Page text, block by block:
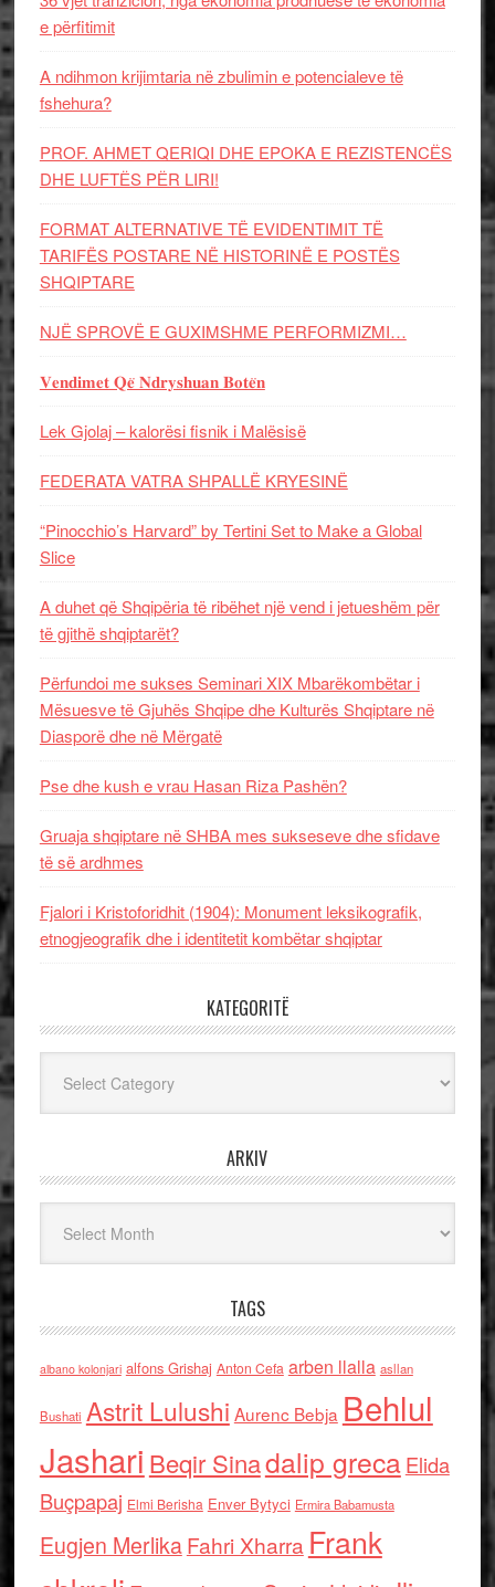
e përfitimit
A ndihmon krijimtaria në zbulimin e potencialeve të
fshehura?
PROF. AHMET QERIQI DHE EPOKA E REZISTENCЁS
DHE LUFTЁS PЁR LIRI!
FORMAT ALTERNATIVE TË EVIDENTIMIT TË
TARIFËS POSTARE NË HISTORINË E POSTËS
SHQIPTARE
NJË SPROVË E GUXIMSHME PERFORMIZMI…
𝐕𝐞𝐧𝐝𝐢𝐦𝐞𝐭 𝐐𝐞̈ 𝐍𝐝𝐫𝐲𝐬𝐡𝐮𝐚𝐧 𝐁𝐨𝐭𝐞̈𝐧
Lek Gjolaj – kalorësi fisnik i Malësisë
FEDERATA VATRA SHPALLË KRYESINË
“Pinocchio’s Harvard” by Tertini Set to Make a Global
Slice
A duhet që Shqipëria të ribëhet një vend i jetueshëm për
të gjithë shqiptarët?
Përfundoi me sukses Seminari XIX Mbarëkombëtar i
Mësuesve të Gjuhës Shqipe dhe Kulturës Shqiptare në
Diasporë dhe në Mërgatë
Pse dhe kush e vrau Hasan Riza Pashën?
Gruaja shqiptare në SHBA mes sukseseve dhe sfidave
të së ardhmes
Fjalori i Kristoforidhit (1904): Monument leksikografik,
etnogjeografik dhe i identitetit kombëtar shqiptar
KATEGORITË
ARKIV
TAGS
albano kolonjari alfons Grishaj Anton Cefa arben llalla asllan
Bushati Astrit Lulushi Aurenc Bebja Behlul
Jashari Beqir Sinadalip grecaElida
Buçpapaj Elmi Berisha Enver Bytyci Ermira Babamusta
Eugjen MerlikaFahri Xharra Frank